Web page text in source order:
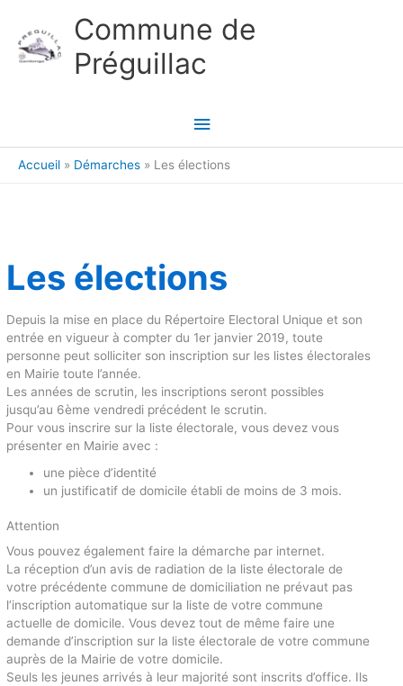
Commune de
Préguillac
Menu
principal
Accueil Démarches Les élections
Les élections
Depuis la mise en place du Répertoire Electoral Unique et son
entrée en vigueur à compter du 1er janvier 2019, toute
personne peut solliciter son inscription sur les listes électorales
en Mairie toute l’année.
Les années de scrutin, les inscriptions seront possibles
jusqu’au 6ème vendredi précédent le scrutin.
Pour vous inscrire sur la liste électorale, vous devez vous
présenter en Mairie avec :
une pièce d’identité
un justificatif de domicile établi de moins de 3 mois.
Attention
Vous pouvez également faire la démarche par internet.
La réception d’un avis de radiation de la liste électorale de
votre précédente commune de domiciliation ne prévaut pas
l’inscription automatique sur la liste de votre commune
actuelle de domicile. Vous devez tout de même faire une
demande d’inscription sur la liste électorale de votre commune
auprès de la Mairie de votre domicile.
Seuls les jeunes arrivés à leur majorité sont inscrits d’office. Ils